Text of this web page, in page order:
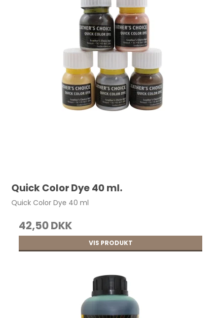
Quick Color Dye 40 ml.
Quick Color Dye 40 ml
42,50 DKK
VIS PRODUKT